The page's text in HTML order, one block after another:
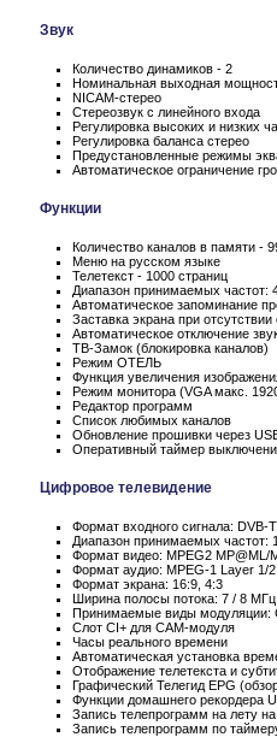
Звук
Количество динамиков - 2
Номинальная выходная
NICAM-стерео
Стереозвук с линейного входа
Регулировка высоких и низких
Регулировка баланса стерео
Предустановленные режимы
Автоматическое ограничение
Функции
Количество каналов в памяти -
Меню на русском языке
Телетекст - 1000 страниц
Диапазон принимаемых частот:
Автоматическое запоминание
Заставка экрана при отсутствии
Автоматическое отключение
ТВ-Замок (блокировка каналов)
Режим ОТЕЛЬ
Функция увеличения
Режим монитора (VGA макс.
Редактор программ
Список любимых каналов
Обновление прошивки через
Оперативный таймер
Цифровое телевидение
Формат входного сигнала:
Диапазон принимаемых частот:
Формат видео: MPEG2 MP@ML/
Формат аудио: MPEG-1 Layer 1/
Формат экрана: 16:9, 4:3
Ширина полосы потока: 7 / 8 МГц.
Принимаемые виды модуляции:
Слот CI+ для CAM-модуля
Часы реального времени
Автоматическая установка
Отображение телетекста и
Графический Телегид EPG
Функции домашнего рекордера
Запись телепрограмм на лету
Запись телепрограмм по